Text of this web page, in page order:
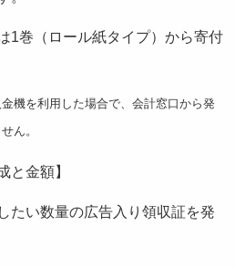
1巻（ロール紙タイプ）から寄付
機を利用した場合で、会計窓口から発
ん。
と金額】
たい数量の広告入り領収証を発